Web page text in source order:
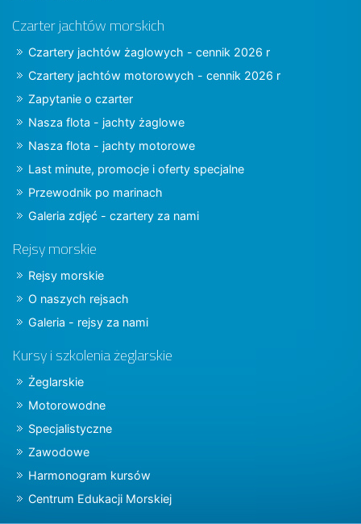
Czarter jachtów morskich
Czartery jachtów żaglowych - cennik 2026 r
Czartery jachtów motorowych - cennik 2026 r
Zapytanie o czarter
Nasza flota - jachty żaglowe
Nasza flota - jachty motorowe
Last minute, promocje i oferty specjalne
Przewodnik po marinach
Galeria zdjęć - czartery za nami
Rejsy morskie
Rejsy morskie
O naszych rejsach
Galeria - rejsy za nami
Kursy i szkolenia żeglarskie
Żeglarskie
Motorowodne
Specjalistyczne
Zawodowe
Harmonogram kursów
Centrum Edukacji Morskiej